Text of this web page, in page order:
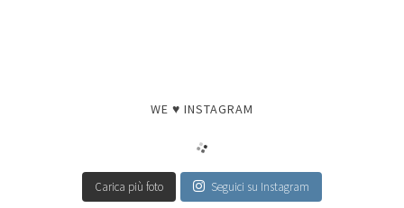
WE ♥ INSTAGRAM
Carica più foto Seguici su Instagram